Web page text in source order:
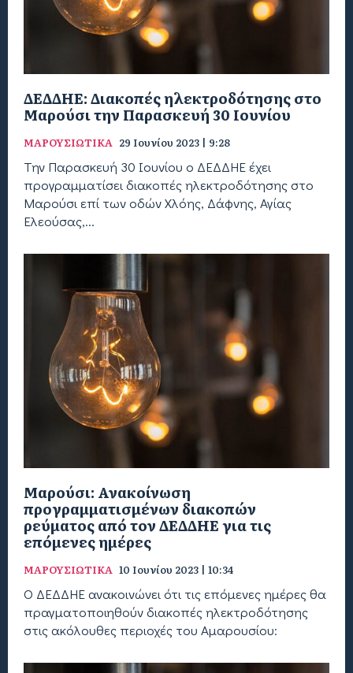
ΔΕΔΔΗΕ: Διακοπές ηλεκτροδότησης στο
Μαρούσι την Παρασκευή 30 Ιουνίου
ΜΑΡΟΥΣΙΩΤΙΚΑ 29 Ιουνίου 2023 | 9:28
Την Παρασκευή 30 Ιουνίου ο ΔΕΔΔΗΕ έχει
προγραμματίσει διακοπές ηλεκτροδότησης στο
Μαρούσι επί των οδών Χλόης, Δάφνης, Αγίας
Ελεούσας,...
Μαρούσι: Ανακοίνωση
προγραμματισμένων διακοπών
ρεύματος από τον ΔΕΔΔΗΕ για τις
επόμενες ημέρες
ΜΑΡΟΥΣΙΩΤΙΚΑ 10 Ιουνίου 2023 | 10:34
Ο ΔΕΔΔΗΕ ανακοινώνει ότι τις επόμενες ημέρες θα
πραγματοποιηθούν διακοπές ηλεκτροδότησης